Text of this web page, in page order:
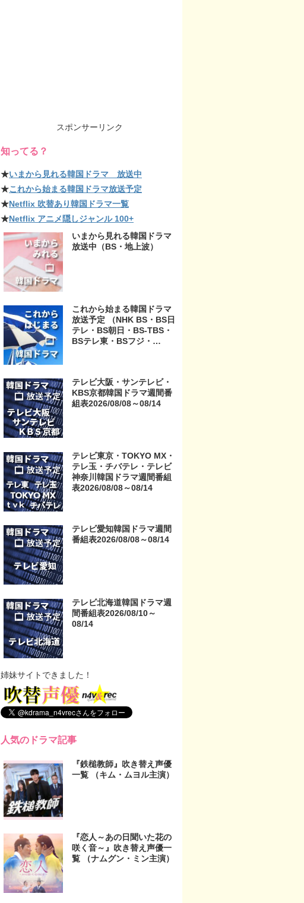
スポンサーリンク
知ってる？
★いまから見れる韓国ドラマ 放送中
★これから始まる韓国ドラマ放送予定
★Netflix 吹替あり韓国ドラマ一覧
★Netflix アニメ隠しジャンル 100+
いまから見れる韓国ドラマ
放送中（BS・地上波）
これから始まる韓国ドラマ
放送予定 （NHK BS・BS日
テレ・BS朝日・BS-TBS・
BSテレ東・BSフジ・
テレビ大阪・サンテレビ・
KBS京都・テレビ愛知・テ
レビ北海道）
テレビ大阪・サンテレビ・
KBS京都韓国ドラマ週間番
組表2026/08/08～08/14
テレビ東京・TOKYO MX・
テレ玉・チバテレ・テレビ
神奈川韓国ドラマ週間番組
表2026/08/08～08/14
テレビ愛知韓国ドラマ週間
番組表2026/08/08～08/14
テレビ北海道韓国ドラマ週
間番組表2026/08/10～
08/14
姉妹サイトできました！
人気のドラマ記事
『鉄槌教師』吹き替え声優
一覧 （キム・ムヨル主演）
『恋人～あの日聞いた花の
咲く音～』吹き替え声優一
覧 （ナムグン・ミン主演）